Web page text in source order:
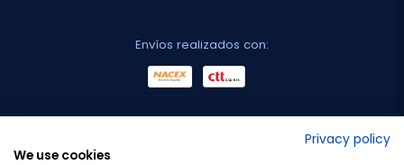
Envíos realizados con:
Privacy policy
We use cookies